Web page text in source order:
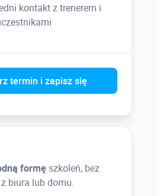
kontakt z trenerem i
termin i zapisz się
formęszkoleń, bez
biura lub domu.